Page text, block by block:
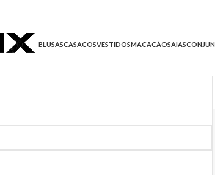
BLUSASCASACOSVESTIDOSMACACÃOSAIAS